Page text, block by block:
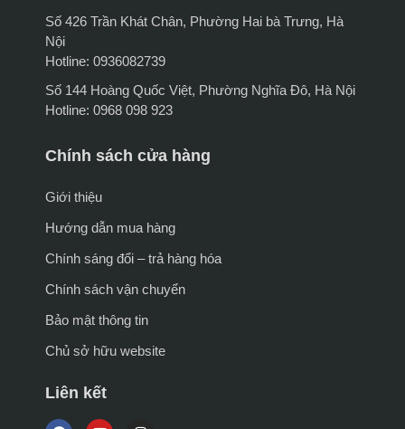
Số 426 Trần Khát Chân, Phường Hai bà Trưng, Hà
Nội
Hotline: 0936082739
Số 144 Hoàng Quốc Việt, Phường Nghĩa Đô, Hà Nội
Hotline: 0968 098 923
Chính sách cửa hàng
Giới thiệu
Hướng dẫn mua hàng
Chính sáng đổi – trả hàng hóa
Chính sách vận chuyển
Bảo mật thông tin
Chủ sở hữu website
Liên kết